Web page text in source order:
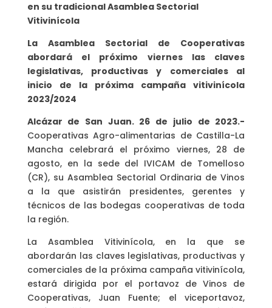
en su tradicional Asamblea Sectorial
Vitivinícola
La Asamblea Sectorial de Cooperativas
abordará el próximo viernes las claves
legislativas, productivas y comerciales al
inicio de la próxima campaña vitivinícola
2023/2024
Alcázar de San Juan. 26 de julio de 2023.-
Cooperativas Agro-alimentarias de Castilla-La
Mancha celebrará el próximo viernes, 28 de
agosto, en la sede del IVICAM de Tomelloso
(CR), su Asamblea Sectorial Ordinaria de Vinos
a la que asistirán presidentes, gerentes y
técnicos de las bodegas cooperativas de toda
la región.
La Asamblea Vitivinícola, en la que se
abordarán las claves legislativas, productivas y
comerciales de la próxima campaña vitivinícola,
estará dirigida por el portavoz de Vinos de
Cooperativas, Juan Fuente; el viceportavoz,